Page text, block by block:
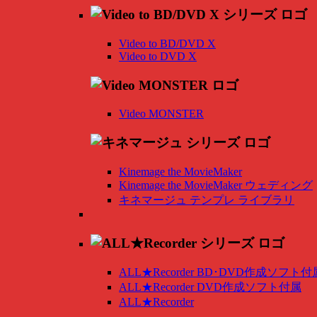
Video to BD/DVD X
Video to DVD X
Video MONSTER
Kinemage the MovieMaker
Kinemage the MovieMaker ウェディング
キネマージュ テンプレ ライブラリ
ALL★Recorder BD･DVD作成ソフト付
ALL★Recorder DVD作成ソフト付属
ALL★Recorder